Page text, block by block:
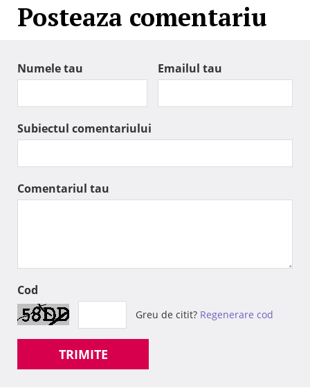
Posteaza comentariu
Numele tau Emailul tau
Subiectul comentariului
Comentariul tau
Cod
Greu de citit? Regenerare cod
TRIMITE